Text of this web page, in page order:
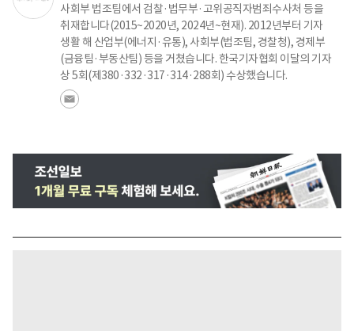
사회부 법조팀에서 검찰·법무부·고위공직자범죄수사처 등을
취재합니다(2015~2020년, 2024년~현재). 2012년부터 기자
생활 해 산업부(에너지·유통), 사회부(법조팀, 경찰청), 경제부
(금융팀·부동산팀) 등을 거쳤습니다. 한국기자협회 이달의 기자
상 5회(제380·332·317·314·288회) 수상했습니다.